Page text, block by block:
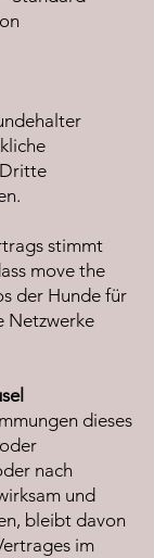
stimmt
move the
der Hunde für
Netzwerke
dieses
nach
und
bleibt davon
im